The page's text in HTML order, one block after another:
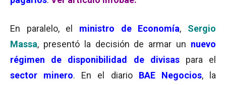
En paralelo, el ministro de Economía, Sergio
Massa, presentó la decisión de armar un nuevo
régimen de disponibilidad
de divisaspara el
sector minero. En el diario BAE Negocios, la